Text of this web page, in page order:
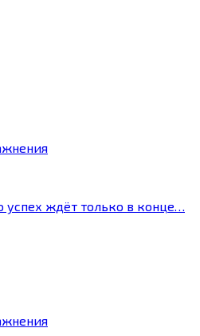
успех ждёт только в конце…